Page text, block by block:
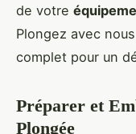
de votre
Plongez avec
complet pour un
Préparer et
Plongée